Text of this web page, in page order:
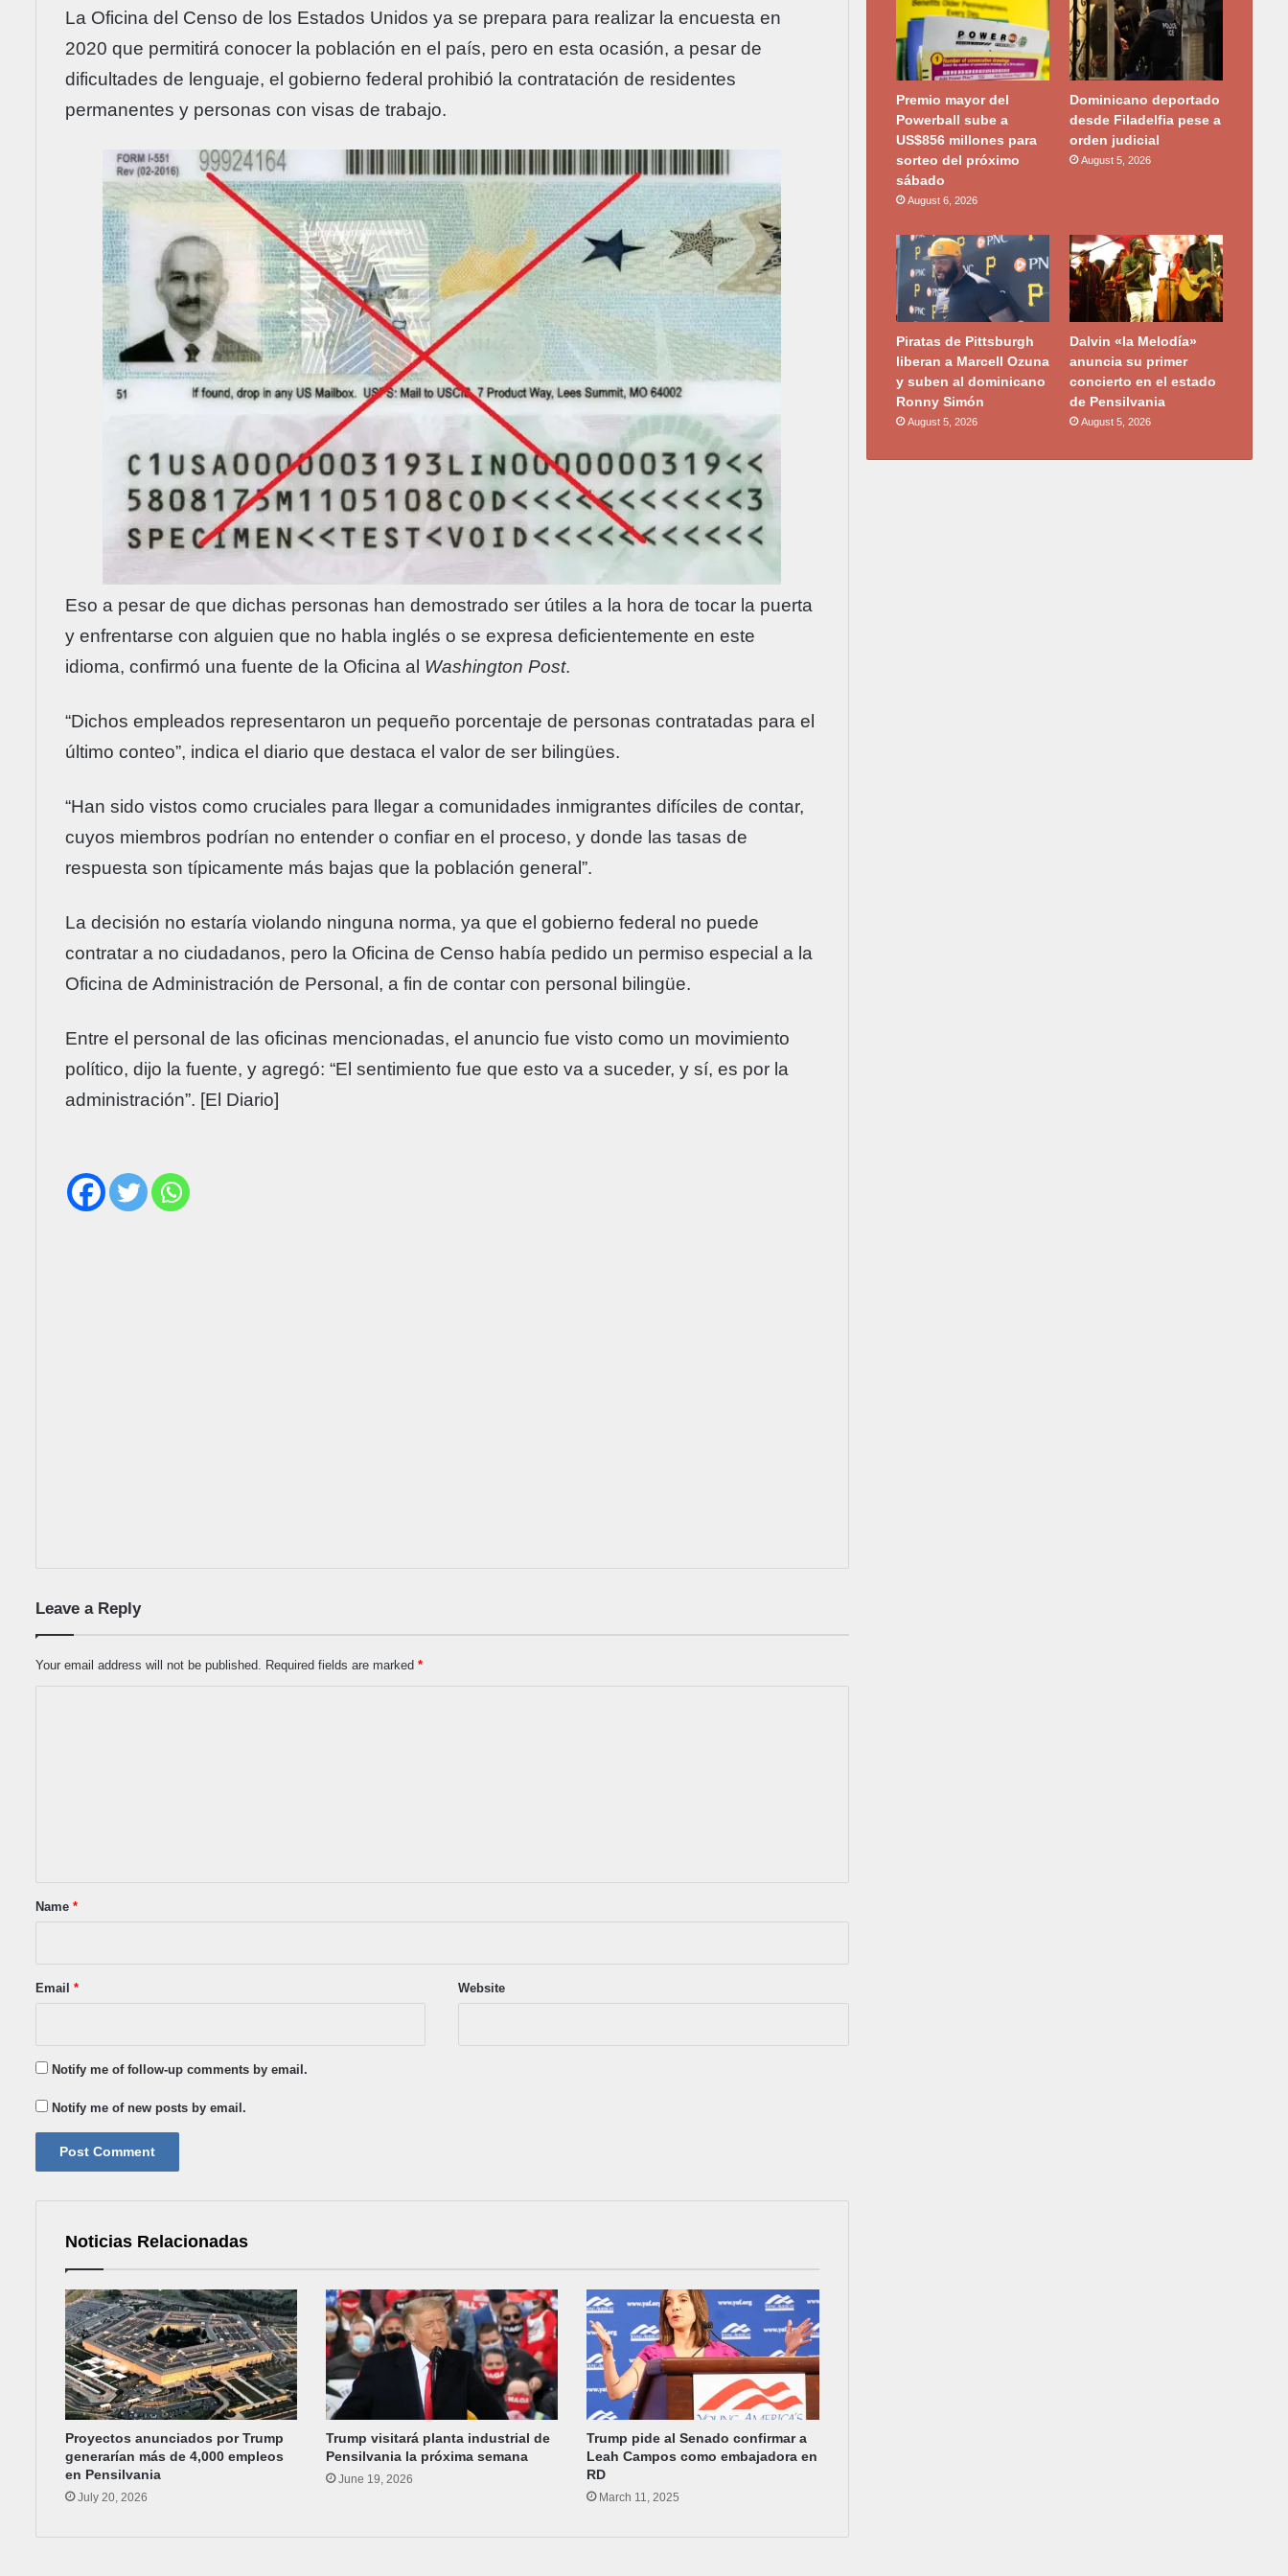
La Oficina del Censo de los Estados Unidos ya se prepara para realizar la encuesta en
2020 que permitirá conocer la población en el país, pero en esta ocasión, a pesar de
dificultades de lenguaje, el gobierno federal prohibió la contratación de residentes
permanentes y personas con visas de trabajo.
Eso a pesar de que dichas personas han demostrado ser útiles a la hora de tocar la puerta
y enfrentarse con alguien que no habla inglés o se expresa deficientemente en este
idioma, confirmó una fuente de la Oficina al Washington Post.
“Dichos empleados representaron un pequeño porcentaje de personas contratadas para el
último conteo”, indica el diario que destaca el valor de ser bilingües.
“Han sido vistos como cruciales para llegar a comunidades inmigrantes difíciles de contar,
cuyos miembros podrían no entender o confiar en el proceso, y donde las tasas de
respuesta son típicamente más bajas que la población general”.
La decisión no estaría violando ninguna norma, ya que el gobierno federal no puede
contratar a no ciudadanos, pero la Oficina de Censo había pedido un permiso especial a la
Oficina de Administración de Personal, a fin de contar con personal bilingüe.
Entre el personal de las oficinas mencionadas, el anuncio fue visto como un movimiento
político, dijo la fuente, y agregó: “El sentimiento fue que esto va a suceder, y sí, es por la
administración”. [El Diario]
Leave a Reply
Your email address will not be published. Required fields are marked *
*
Name *
Email * Website
Notify me of follow-up comments by email.
Notify me of new posts by email.
Noticias Relacionadas
Proyectos anunciados por Trump
generarían más de 4,000 empleos
en Pensilvania
July 20, 2026
Trump visitará planta industrial de
Pensilvania la próxima semana
June 19, 2026
Trump pide al Senado confirmar a
Leah Campos como embajadora en
RD
March 11, 2025
Premio mayor del
Powerball sube a
US$856 millones para
sorteo del próximo
sábado
August 6, 2026
Dominicano deportado
desde Filadelfia pese a
orden judicial
August 5, 2026
Piratas de Pittsburgh
liberan a Marcell Ozuna
y suben al dominicano
Ronny Simón
August 5, 2026
Dalvin «la Melodía»
anuncia su primer
concierto en el estado
de Pensilvania
August 5, 2026